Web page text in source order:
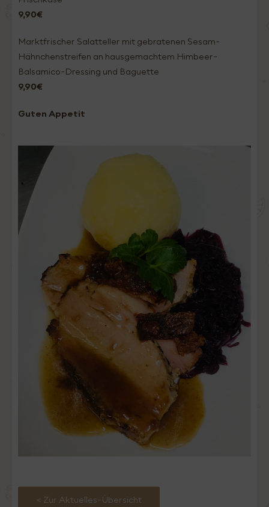
9,90€
Marktfrischer Salatteller mit gebratenen Sesam-
Hähnchenstreifen an hausgemachtem Himbeer-
Balsamico-Dressing und Baguette
9,90€
Guten Appetit
< Zur Aktuelles-Übersicht